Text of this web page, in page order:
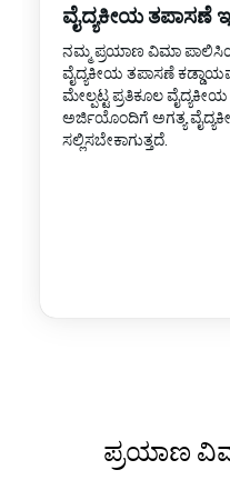
ವೈದ್ಯಕೀಯ ತಪಾಸಣೆ
ನಮ್ಮ ಪ್ರಯಾಣ ವಿಮಾ
ವೈದ್ಯಕೀಯ ತಪಾಸಣೆ
ಮೇಲ್ಪಟ್ಟ ಪ್ರತಿಕೂಲ
ಅರ್ಜಿಯೊಂದಿಗೆ ಅಗತ್ಯ
ಸಲ್ಲಿಸಬೇಕಾಗುತ್ತದೆ.
ಪ್ರಯಾಣ